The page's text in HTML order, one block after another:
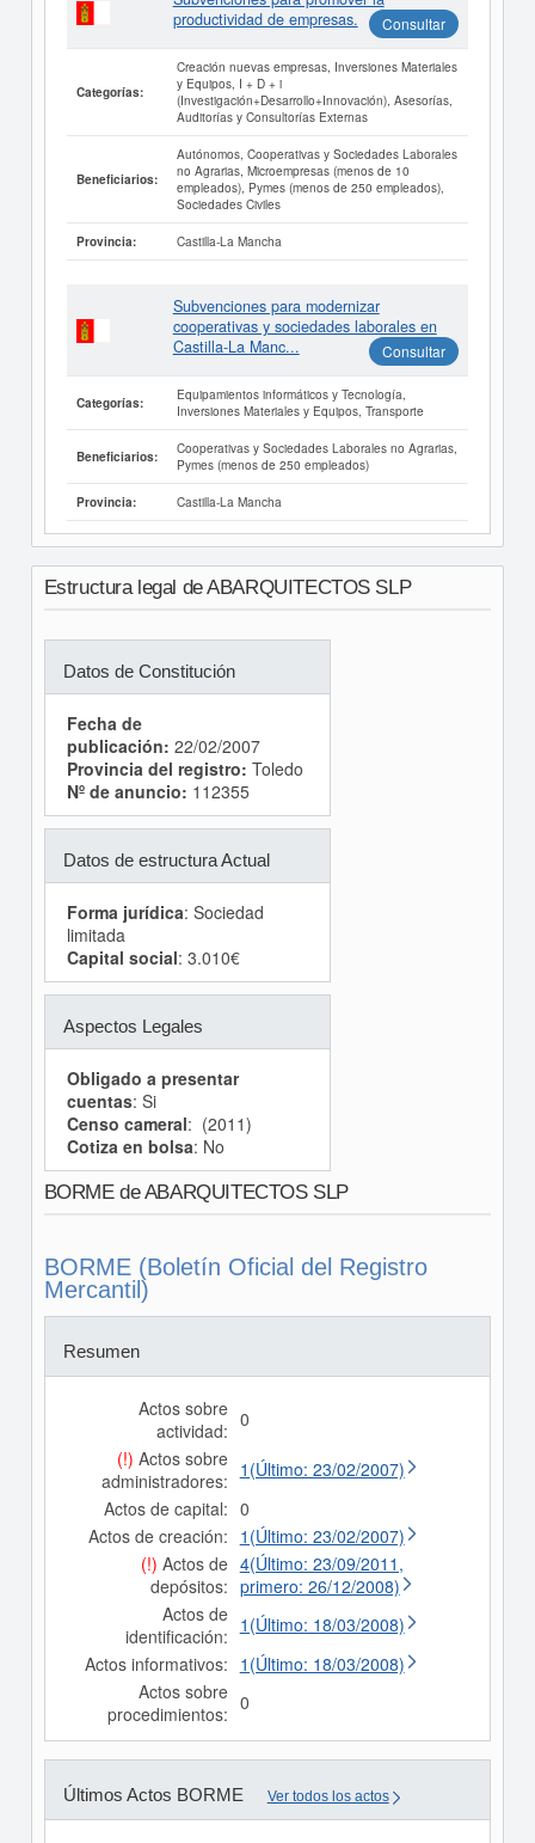
productividad de empresas.
Consultar
Categorías:
Creación nuevas empresas, Inversiones Materiales
y Equipos, I + D + i
(Investigación+Desarrollo+Innovación), Asesorías,
Auditorías y Consultorías Externas
Beneficiarios:
Autónomos, Cooperativas y Sociedades Laborales
no Agrarias, Microempresas (menos de 10
empleados), Pymes (menos de 250 empleados),
Sociedades Civiles
Provincia: Castilla-La Mancha
Subvenciones para modernizar
cooperativas y sociedades laborales en
Castilla-La Manc...
Consultar
Categorías:
Equipamientos informáticos y Tecnología,
Inversiones Materiales y Equipos, Transporte
Beneficiarios:
Cooperativas y Sociedades Laborales no Agrarias,
Pymes (menos de 250 empleados)
Provincia: Castilla-La Mancha
Estructura legal de ABARQUITECTOS SLP
Datos de Constitución
Fecha de
publicación: 22/02/2007
Provincia del registro: Toledo
Nº de anuncio: 112355
Datos de estructura Actual
Forma jurídica: Sociedad
limitada
Capital social: 3.010€
Aspectos Legales
Obligado a presentar
cuentas: Si
Censo cameral: (2011)
Cotiza en bolsa: No
BORME de ABARQUITECTOS SLP
BORME (Boletín Oficial del Registro
Mercantil)
Resumen
Actos sobre
actividad: 0
(!) Actos sobre
administradores: 1(Último: 23/02/2007)
Actos de capital: 0
Actos de creación: 1(Último: 23/02/2007)
(!) Actos de
depósitos:
4(Último: 23/09/2011,
primero: 26/12/2008)
Actos de
identificación: 1(Último: 18/03/2008)
Actos informativos: 1(Último: 18/03/2008)
Actos sobre
procedimientos: 0
Últimos Actos BORME Ver todos los actos